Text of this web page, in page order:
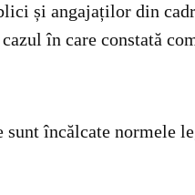
și angajaților din
în care constată
încălcate normele